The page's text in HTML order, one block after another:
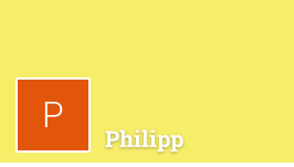
P
Philipp